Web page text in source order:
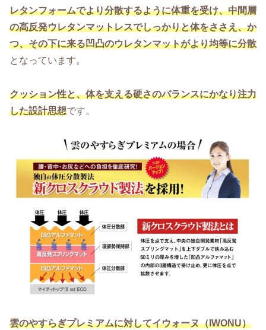
レタンフォームでより分散するように体重を受け、中間層
の高反発ウレタンマットレスでしっかりと体をささえ、か
つ、その下に来る凹凸のウレタンマットがより均等に分散
となっています。
クッション性と、体を支える硬さのバランスにかなり注力
した設計思想です。
雲のやすらぎプレミアムに対してイウォーヌ（IWONU）